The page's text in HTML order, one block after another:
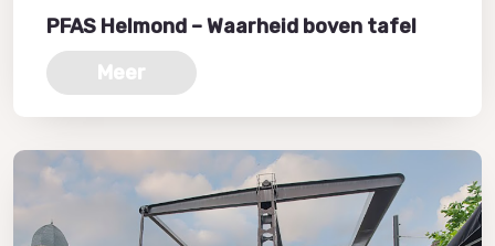
PFAS Helmond – Waarheid boven tafel
Meer